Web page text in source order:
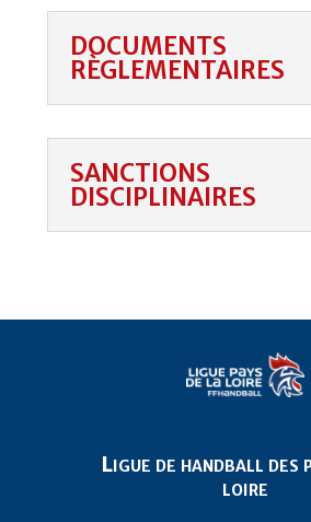
DOCUMENTS
RÈGLEMENTAIRES
SANCTIONS
DISCIPLINAIRES
Ligue de handball des
loire